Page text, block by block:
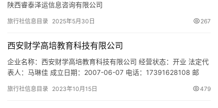
陕西睿泰泽运信息咨询有限公司
旅行社信息目录 2025年5月30日 267
西安财学高培教育科技有限公司
企业名称：西安财学高培教育科技有限公司 经营状态：开业 法定代
表人：马琳佳 成立日期：2007-06-07 电话：17391628108 邮
916101037974977384 注册地址：陕西省西安市长安区常宁大街
旅行社信息目录 2023年10月15日 479